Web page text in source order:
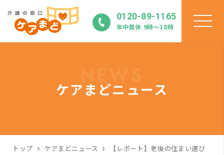
0120-89-1165
年中無休 9時〜18時
ケアまどニュース
トップ ケアまどニュース
【レポート】老後の住まい選び